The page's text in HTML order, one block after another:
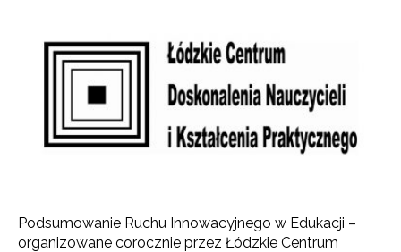
Podsumowanie Ruchu Innowacyjnego w Edukacji –
organizowane corocznie przez Łódzkie Centrum